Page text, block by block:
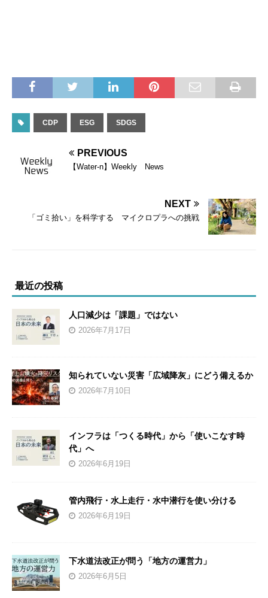
CDP ESG SDGS
PREVIOUS
【Water-n】Weekly News
NEXT
「ゴミ拾い」を科学する マイクロプラへの挑戦
最近の投稿
人口減少は「課題」ではない
2026年7月17日
知られていない災害「広域降灰」にどう備えるか
2026年7月10日
インフラは「つくる時代」から「使いこなす時
代」へ
2026年6月19日
管内飛行・水上走行・水中潜行を使い分ける
2026年6月19日
下水道法改正が問う「地方の運営力」
2026年6月5日